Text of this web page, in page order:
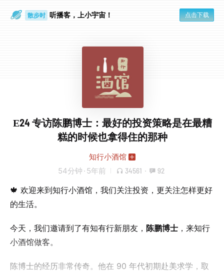
散步时 听播客，上小宇宙！ 点击下载
E24 专访陈鹏博士：最好的投资策略是在最糟
糕的时候也拿得住的那种
知行小酒馆
54分钟 · 5年前 34561 · 92
🍁 欢迎来到知行小酒馆，我们关注投资，更关注怎样更好
的生活。
今天，我们邀请到了有知有行新朋友， 陈鹏博士 ，来知行
小酒馆做客。
陈博士的经历非常传奇。他在 90 年代初期赴美求学，取